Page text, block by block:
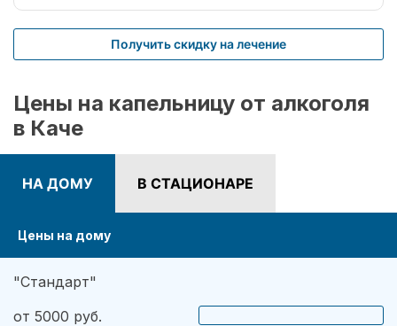
пришел в себя.
Получить скидку на лечение
Цены на капельницу от алкоголя
в Каче
НА ДОМУ В СТАЦИОНАРЕ
Цены на дому
"Стандарт"
от 5000 руб.